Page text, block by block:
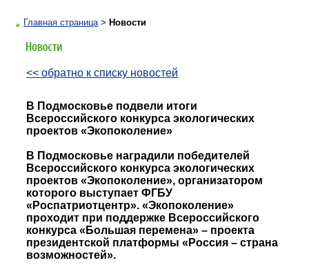
Главная страница> Новости
<< обратно к списку новостей
В Подмосковье подвели итоги
Всероссийского конкурса экологических
проектов «Экопоколение»
В Подмосковье наградили победителей
Всероссийского конкурса экологических
проектов «Экопоколение», организатором
которого выступает ФГБУ
«Роспатриотцентр». «Экопоколение»
проходит при поддержке Всероссийского
конкурса «Большая перемена» – проекта
президентской платформы «Россия – страна
возможностей».